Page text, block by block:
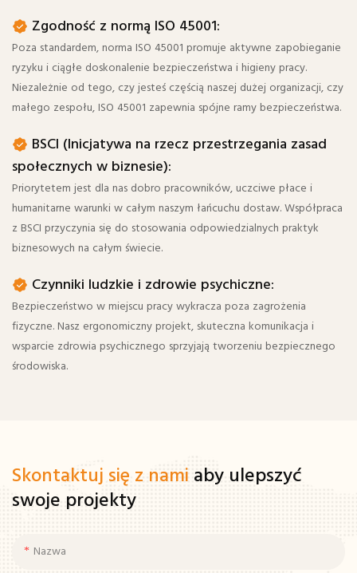
Zgodność z normą ISO 45001:
Poza standardem, norma ISO 45001 promuje aktywne zapobieganie
ryzyku i ciągłe doskonalenie bezpieczeństwa i higieny pracy.
Niezależnie od tego, czy jesteś częścią naszej dużej organizacji, czy
małego zespołu, ISO 45001 zapewnia spójne ramy bezpieczeństwa.
BSCI (Inicjatywa na rzecz przestrzegania zasad
społecznych w biznesie):
Priorytetem jest dla nas dobro pracowników, uczciwe płace i
humanitarne warunki w całym naszym łańcuchu dostaw. Współpraca
z BSCI przyczynia się do stosowania odpowiedzialnych praktyk
biznesowych na całym świecie.
Czynniki ludzkie i zdrowie psychiczne:
Bezpieczeństwo w miejscu pracy wykracza poza zagrożenia
fizyczne. Nasz ergonomiczny projekt, skuteczna komunikacja i
wsparcie zdrowia psychicznego sprzyjają tworzeniu bezpiecznego
środowiska.
Skontaktuj się z nami aby ulepszyć
swoje projekty
Nazwa